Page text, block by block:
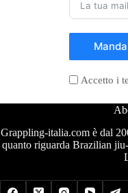
Accetto i
Grappling-italia.com è dal
quanto riguarda Brazilian